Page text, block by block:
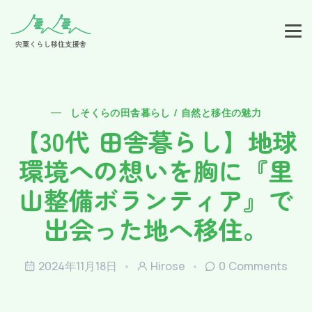
しそくらの田舎暮らし / 自然と移住の魅力
【30代 田舎暮らし】地球
環境への想いを胸に『里
山整備ボランティア』で
出会った地へ移住。
2024年11月18日 Hirose 0 Comments